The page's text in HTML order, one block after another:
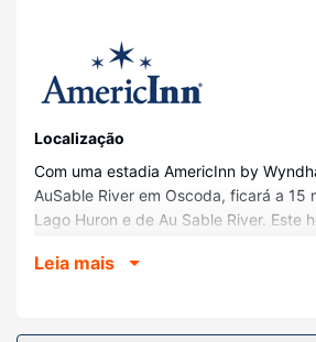
Localização
Com uma estadia AmericInn by
AuSable River em Oscoda, ficará a 15
Lago Huron e de Au Sable River. Este
km (7,3 mi) de Lakewood Shores
Leia mais